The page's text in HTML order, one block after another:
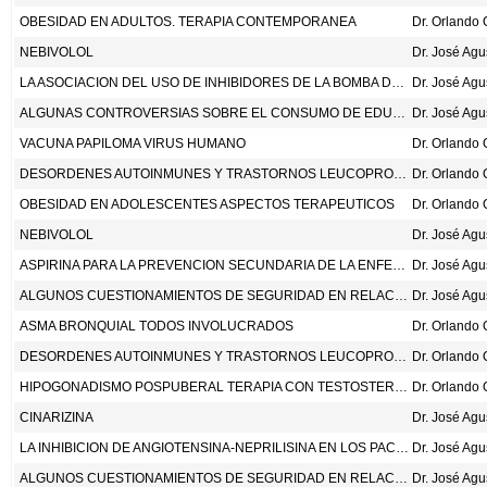
OBESIDAD EN ADULTOS. TERAPIA CONTEMPORANEA
NEBIVOLOL
Dr. José
LA ASOCIACION DEL USO DE INHIBIDORES DE LA BOMBA DE PROTONES CON EL RIESGO DE LITIASIS RENAL. BMJ OPEN 2023;13:E075136
Dr. José
ALGUNAS CONTROVERSIAS SOBRE EL CONSUMO DE EDULCORANTES ARTIFICIALES NO CALORICOS Y EL RIESGO CARDIOVASCULAR
Dr. José
VACUNA PAPILOMA VIRUS HUMANO
DESORDENES AUTOINMUNES Y TRASTORNOS LEUCOPROLIFERATIVOS
OBESIDAD EN ADOLESCENTES ASPECTOS TERAPEUTICOS
NEBIVOLOL
Dr. José
ASPIRINA PARA LA PREVENCION SECUNDARIA DE LA ENFERMEDAD CARDIOVASCULAR EN 51 PAISES, CON INGRESO BAJO, MEDIO Y ALTO.JAMA. 2023;330:715-24. DOI:10.1001/JAMA.2023.12905
Dr. José
ALGUNOS CUESTIONAMIENTOS DE SEGURIDAD EN RELACION CON EL USO DE LOS CIGARRILLOS ELECTRONICOS Dr. José
ASMA BRONQUIAL TODOS INVOLUCRADOS
DESORDENES AUTOINMUNES Y TRASTORNOS LEUCOPROLIFERATIVOS
HIPOGONADISMO POSPUBERAL TERAPIA CON TESTOSTERONAEFICACIA Y SEGURIDAD
CINARIZINA
Dr. José
LA INHIBICION DE ANGIOTENSINA-NEPRILISINA EN LOS PACIENTES CON FRACCION DE EYECCION LEVEMENTE REDUCIDA O PRESERVADA Y EMPEORAMIENTO DE LA FALLA CARDIACA. J AM COLL CARDIOL 2023;82:1-12. Dr. José
ALGUNOS CUESTIONAMIENTOS DE SEGURIDAD EN RELACION CON EL USO DE LOS CIGARRILLOS ELECTRONICOS Dr. José